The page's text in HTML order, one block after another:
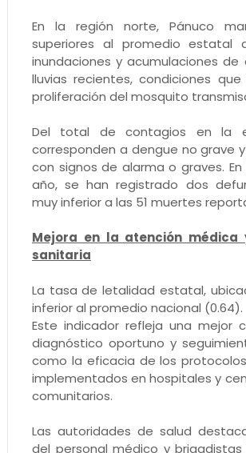
En la región norte, Pánuco
superiores al promedio estatal
inundaciones y acumulaciones de
lluvias recientes, condiciones
proliferación del mosquito
Del total de contagios en la
corresponden a dengue no grave y
con signos de alarma o graves.
año, se han registrado dos
muy inferior a las 51 muertes
Mejora en la atención médica
sanitaria
La tasa de letalidad estatal,
inferior al promedio nacional (0.64).
Este indicador refleja una mejor
diagnóstico oportuno y
como la eficacia de los
implementados en hospitales y
comunitarios.
Las autoridades de salud
del personal médico y